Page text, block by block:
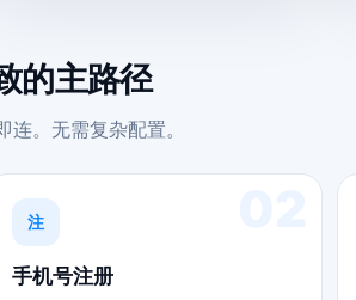
的主路径
。无需复杂配置。
注
手机号注册